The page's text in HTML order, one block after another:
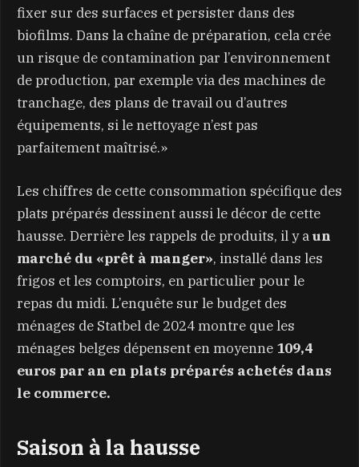
fixer sur des surfaces et persister dans des
biofilms. Dans la chaîne de préparation, cela crée
un risque de contamination par l’environnement
de production, par exemple via des machines de
tranchage, des plans de travail ou d’autres
équipements, si le nettoyage n’est pas
parfaitement maîtrisé.»
Les chiffres de cette consommation spécifique des
plats préparés dessinent aussi le décor de cette
hausse. Derrière les rappels de produits, il y aun
marché du «prêt à manger», installé dans les
frigos et les comptoirs, en particulier pour le
repas du midi. L’enquête sur le budget des
ménages de Statbel de 2024 montre que les
ménages belges dépensent en moyenne 109,4
euros par an en plats préparés achetés dans
le commerce.
Saison à la hausse